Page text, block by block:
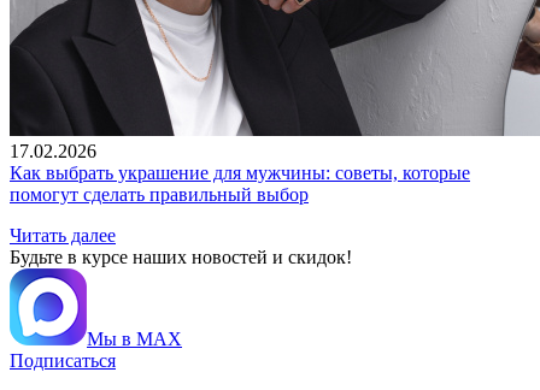
17.02.2026
Как выбрать украшение для мужчины: советы, которые
помогут сделать правильный выбор
Читать далее
Будьте в курсе наших новостей и скидок!
Мы в MAX
Подписаться